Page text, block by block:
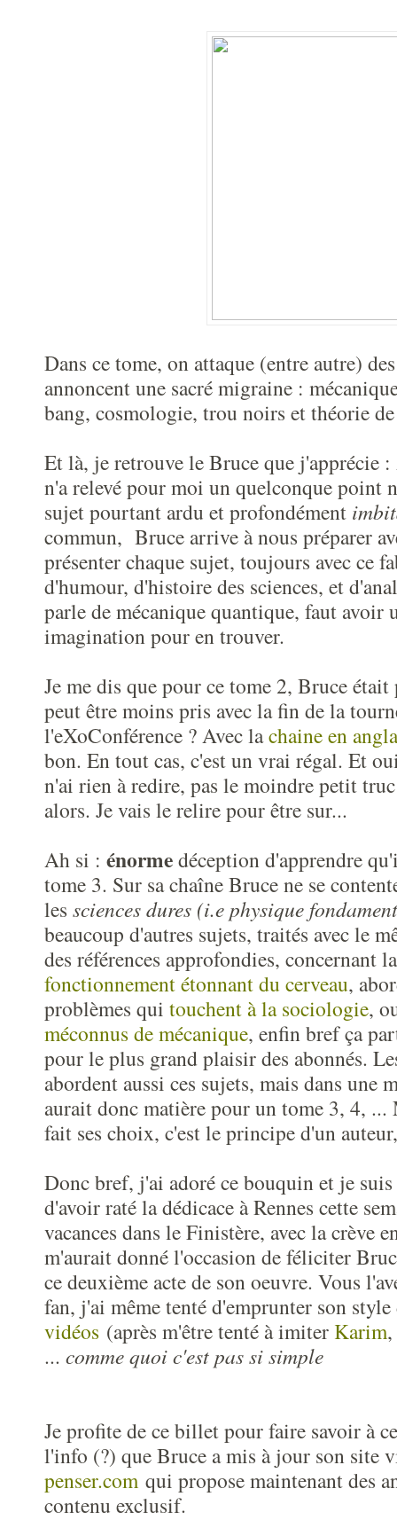
Dans ce tome, on attaque (entre autre)
annoncent une sacré migraine :
bang, cosmologie, trou noirs et théorie
Et là, je retrouve le Bruce que j'apprécie
n'a relevé pour moi un quelconque point
sujet pourtant ardu et profondément
commun, Bruce arrive à nous préparer
présenter chaque sujet, toujours avec ce
d'humour, d'histoire des sciences, et
parle de mécanique quantique, faut avoir
imagination pour en trouver.
Je me dis que pour ce tome 2, Bruce
peut être moins pris avec la fin de la
l'eXoConférence ? Avec lachaine en
bon. En tout cas, c'est un vrai régal. Et
n'ai rien à redire, pas le moindre petit
alors. Je vais le relire pour être sur...
Ah si : énormedéception d'apprendre
tome 3. Sur sa chaîne Bruce ne se
les sciences dures (i.e physique
beaucoup d'autres sujets, traités avec le
des références approfondies, concernant
fonctionnement étonnant du cerveau,
problèmes qui touchent à la sociologie,
méconnus de mécanique, enfin bref ça
pour le plus grand plaisir des abonnés.
abordent aussi ces sujets, mais dans une
aurait donc matière pour un tome 3, 4,
fait ses choix, c'est le principe d'un
Donc bref, j'ai adoré ce bouquin et je
d'avoir raté la dédicace à Rennes cette
vacances dans le Finistère, avec la crève
m'aurait donné l'occasion de féliciter
ce deuxième acte de son oeuvre. Vous
fan, j'ai même tenté d'emprunter son
vidéos (après m'être tenté à imiterKarim,
... comme quoi c'est pas si simple
Je profite de ce billet pour faire savoir à
l'info (?) que Bruce a mis à jour son site
penser.com qui propose maintenant des
contenu exclusif.